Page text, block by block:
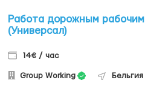
Работа дорожным рабочим
(Универсал)
14€ / час
Group Working